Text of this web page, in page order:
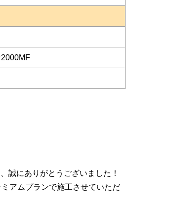
誠にありがとうございました！
アムプランで施工させていただ